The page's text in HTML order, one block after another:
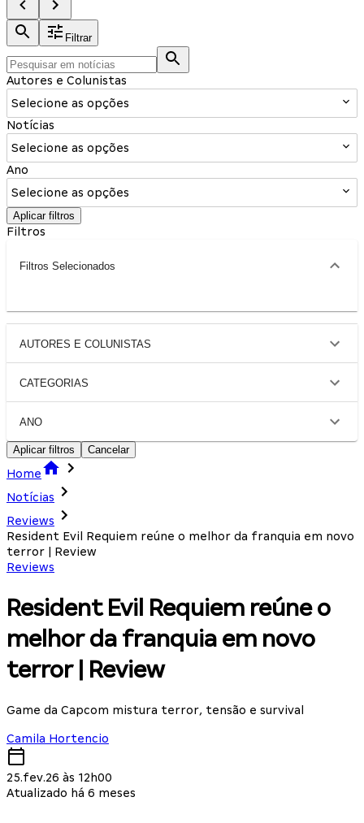
Filtrar
Autores e Colunistas
Selecione as opções
Notícias
Selecione as opções
Ano
Selecione as opções
Aplicar filtros
Filtros
Filtros Selecionados
AUTORES E COLUNISTAS
CATEGORIAS
ANO
Aplicar filtros Cancelar
Home
Notícias
Reviews
Resident Evil Requiem reúne o melhor da franquia em novo
terror | Review
Reviews
Resident Evil Requiem reúne o
melhor da franquia em novo
terror | Review
Game da Capcom mistura terror, tensão e survival
Camila Hortencio
25.fev.26 às 12h00
Atualizado há 6 meses